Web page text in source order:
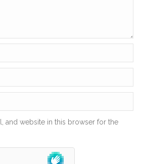
and website in this browser for the